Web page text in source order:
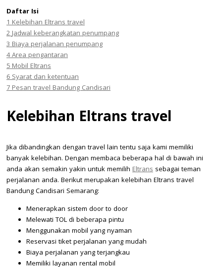
Daftar Isi
1Kelebihan Eltrans travel
2Jadwal keberangkatan penumpang
3Biaya perjalanan penumpang
4Area pengantaran
5Mobil Eltrans
6Syarat dan ketentuan
7Pesan travel Bandung Candisari
Kelebihan Eltrans travel
Jika dibandingkan dengan travel lain tentu saja kami memiliki
banyak kelebihan. Dengan membaca beberapa hal di bawah ini
anda akan semakin yakin untuk memilih Eltrans sebagai teman
perjalanan anda. Berikut merupakan kelebihan Eltrans travel
Bandung Candisari Semarang:
Menerapkan sistem door to door
Melewati TOL di beberapa pintu
Menggunakan mobil yang nyaman
Reservasi tiket perjalanan yang mudah
Biaya perjalanan yang terjangkau
Memiliki layanan rental mobil